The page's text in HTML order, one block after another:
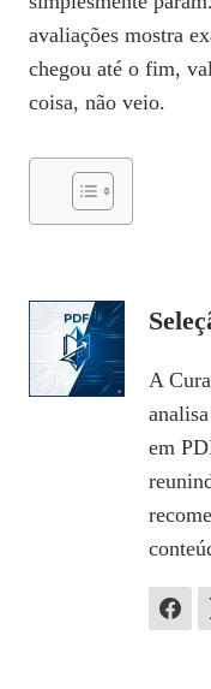
avaliações mostra
chegou até o fim,
coisa, não veio.
A
em